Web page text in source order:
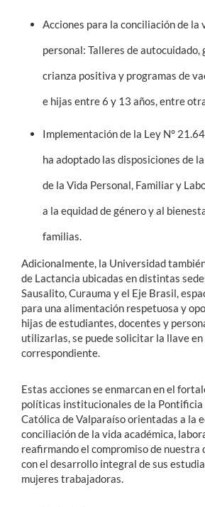
Acciones para la conciliación de la
personal: Talleres de autocuidado,
crianza positiva y programas de
e hijas entre 6 y 13 años, entre
Implementación de la Ley N°
ha adoptado las disposiciones de
de la Vida Personal, Familiar y
a la equidad de género y al
familias.
Adicionalmente, la Universidad
de Lactancia ubicadas en distintas
Sausalito, Curauma y el Eje Brasil,
para una alimentación respetuosa y
hijas de estudiantes, docentes y
utilizarlas, se puede solicitar la llave
correspondiente.
Estas acciones se enmarcan en el
políticas institucionales de la
Católica de Valparaíso orientadas a la
conciliación de la vida académica,
reafirmando el compromiso de nuestra
con el desarrollo integral de sus
mujeres trabajadoras.